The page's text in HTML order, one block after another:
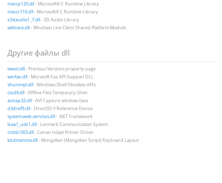
msvcp120.dll- Microsoft® C Runtime Library
msvcr110.dll- Microsoft® C Runtime Library
x3daudio1_7.dll- 3D Audio Library
wldcore.dll- Windows Live Client Shared Platform Module
Другие файлы dll
twext.dll- Previous Versions property page
winfax.dll- Microsoft Fax API Support DLL
shunimpl.dll- Windows Shell Obsolete APIs
cscdll.dll- Offline Files Temporary Shim
avicap32.dll- AVI Capture window class
d3dref9.dll- Direct3D 9 Reference Device
system.web.services.dll- .NET Framework
lxaa1_usb1.dll- Lexmark Communication System
cnbbr303.dll- Canon Inkjet Printer Driver
kbdmonmo.dll- Mongolian (Mongolian Script) Keyboard Layout